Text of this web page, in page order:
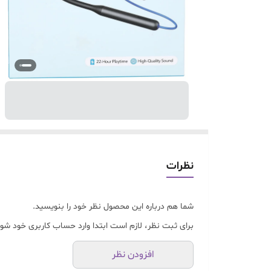
نظرات
شما هم درباره این محصول نظر خود را بنویسید.
برای ثبت نظر، لازم است ابتدا وارد حساب کاربری خود
افزودن نظر